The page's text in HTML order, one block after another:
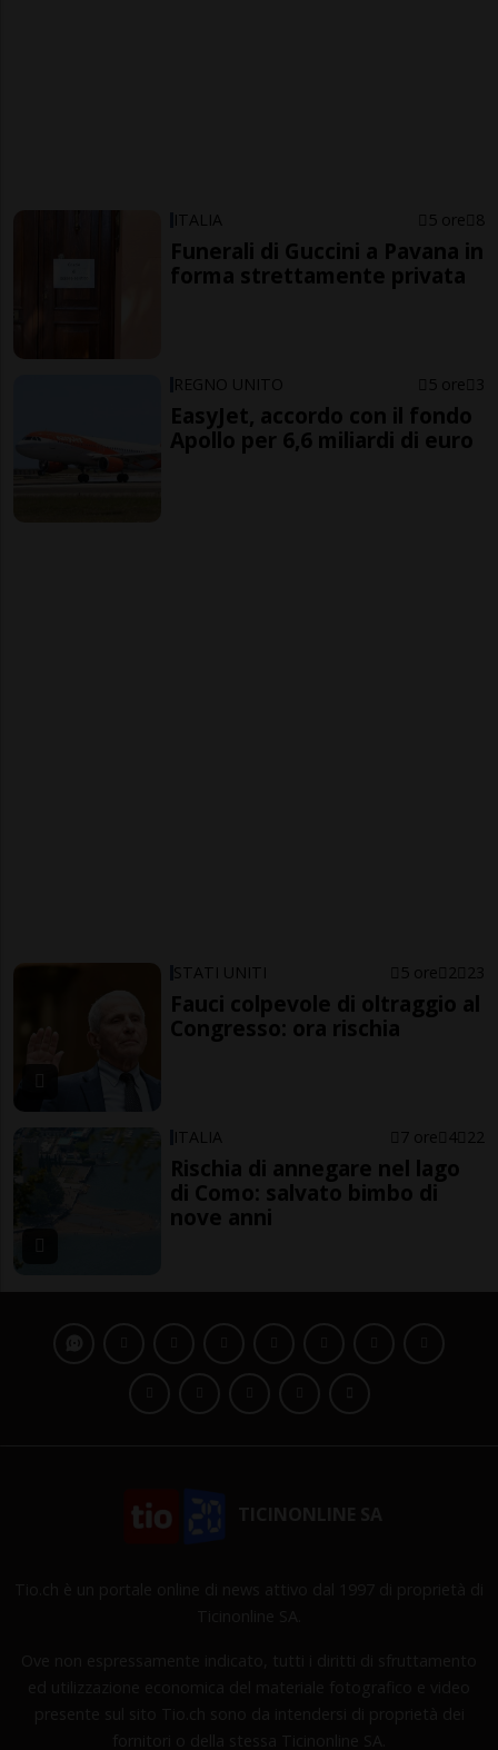
ITALIA 5 ore 8
Funerali di Guccini a Pavana in
forma strettamente privata
REGNO UNITO 5 ore 3
EasyJet, accordo con il fondo
Apollo per 6,6 miliardi di euro
STATI UNITI 5 ore 2 23
Fauci colpevole di oltraggio al
Congresso: ora rischia
ITALIA 7 ore 4 22
Rischia di annegare nel lago
di Como: salvato bimbo di
nove anni